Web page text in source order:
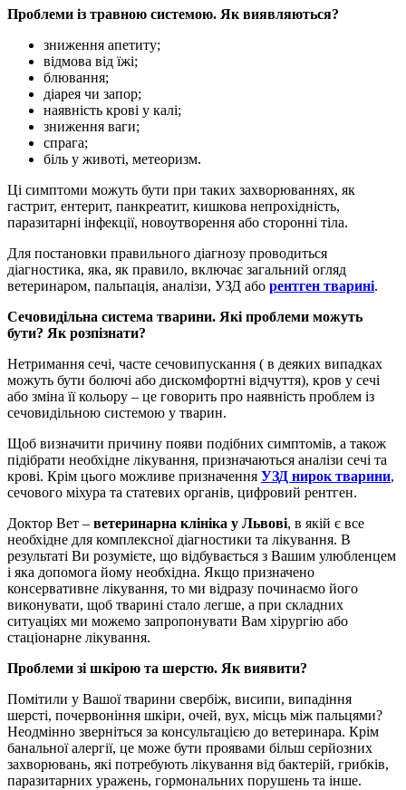
Проблеми із травною системою. Як виявляються?
зниження апетиту;
відмова від їжі;
блювання;
діарея чи запор;
наявність крові у калі;
зниження ваги;
спрага;
біль у животі, метеоризм.
Ці симптоми можуть бути при таких захворюваннях, як
гастрит, ентерит, панкреатит, кишкова непрохідність,
паразитарні інфекції, новоутворення або сторонні тіла.
Для постановки правильного діагнозу проводиться
діагностика, яка, як правило, включає загальний огляд
ветеринаром, пальпація, аналізи, УЗД або рентген тварині.
Сечовидільна система тварини. Які проблеми можуть
бути? Як розпізнати?
Нетримання сечі, часте сечовипускання ( в деяких випадках
можуть бути болючі або дискомфортні відчуття), кров у сечі
або зміна її кольору – це говорить про наявність проблем із
сечовидільною системою у тварин.
Щоб визначити причину появи подібних симптомів, а також
підібрати необхідне лікування, призначаються аналізи сечі та
крові. Крім цього можливе призначення УЗД нирок тварини,
сечового міхура та статевих органів, цифровий рентген.
Доктор Вет – ветеринарна клініка у Львові, в якій є все
необхідне для комплексної діагностики та лікування. В
результаті Ви розумієте, що відбувається з Вашим улюбленцем
і яка допомога йому необхідна. Якщо призначено
консервативне лікування, то ми відразу починаємо його
виконувати, щоб тварині стало легше, а при складних
ситуаціях ми можемо запропонувати Вам хірургію або
стаціонарне лікування.
Проблеми зі шкірою та шерстю. Як виявити?
Помітили у Вашої тварини свербіж, висипи, випадіння
шерсті, почервоніння шкіри, очей, вух, місць між пальцями?
Неодмінно зверніться за консультацією до ветеринара. Крім
банальної алергії, це може бути проявами більш серйозних
захворювань, які потребують лікування від бактерій, грибків,
паразитарних уражень, гормональних порушень та інше.